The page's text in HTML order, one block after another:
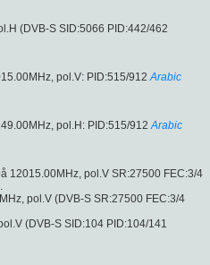
(DVB-S SID:5066 PID:442/462
pol.V: PID:515/912 Arabic
pol.H: PID:515/912 Arabic
12015.00MHz, pol.V SR:27500 FEC:3/4
pol.V (DVB-S SR:27500 FEC:3/4
(DVB-S SID:104 PID:104/141